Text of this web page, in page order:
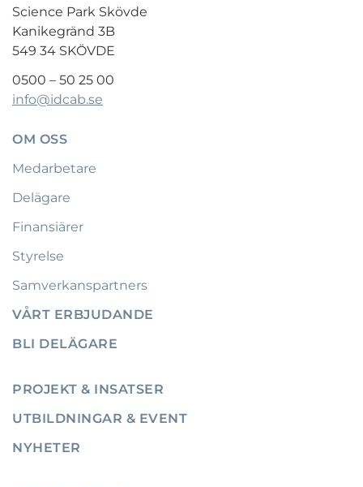
Science Park Skövde
Kanikegränd 3B
549 34 SKÖVDE
0500 – 50 25 00
info@idcab.se
OM OSS
Medarbetare
Delägare
Finansiärer
Styrelse
Samverkanspartners
VÅRT ERBJUDANDE
BLI DELÄGARE
PROJEKT & INSATSER
UTBILDNINGAR & EVENT
NYHETER